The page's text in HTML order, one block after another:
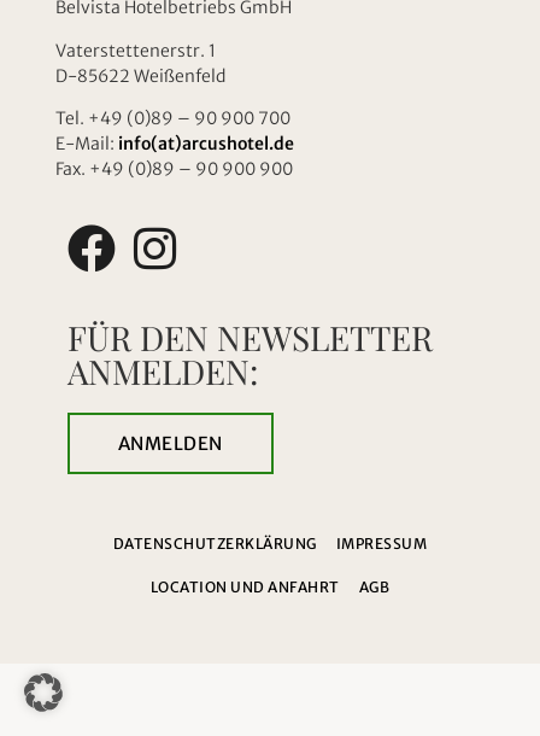
Belvista Hotelbetriebs GmbH
Vaterstettenerstr. 1
D-85622 Weißenfeld
Tel. +49 (0)89 – 90 900 700
E-Mail: info(at)arcushotel.de
Fax. +49 (0)89 – 90 900 900
FÜR DEN NEWSLETTER
ANMELDEN:
ANMELDEN
DATENSCHUTZERKLÄRUNG IMPRESSUM
LOCATION UND ANFAHRT AGB